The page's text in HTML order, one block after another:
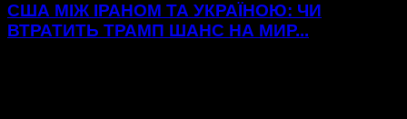
США МІЖ ІРАНОМ ТА УКРАЇНОЮ: ЧИ
ВТРАТИТЬ ТРАМП ШАНС НА МИР...